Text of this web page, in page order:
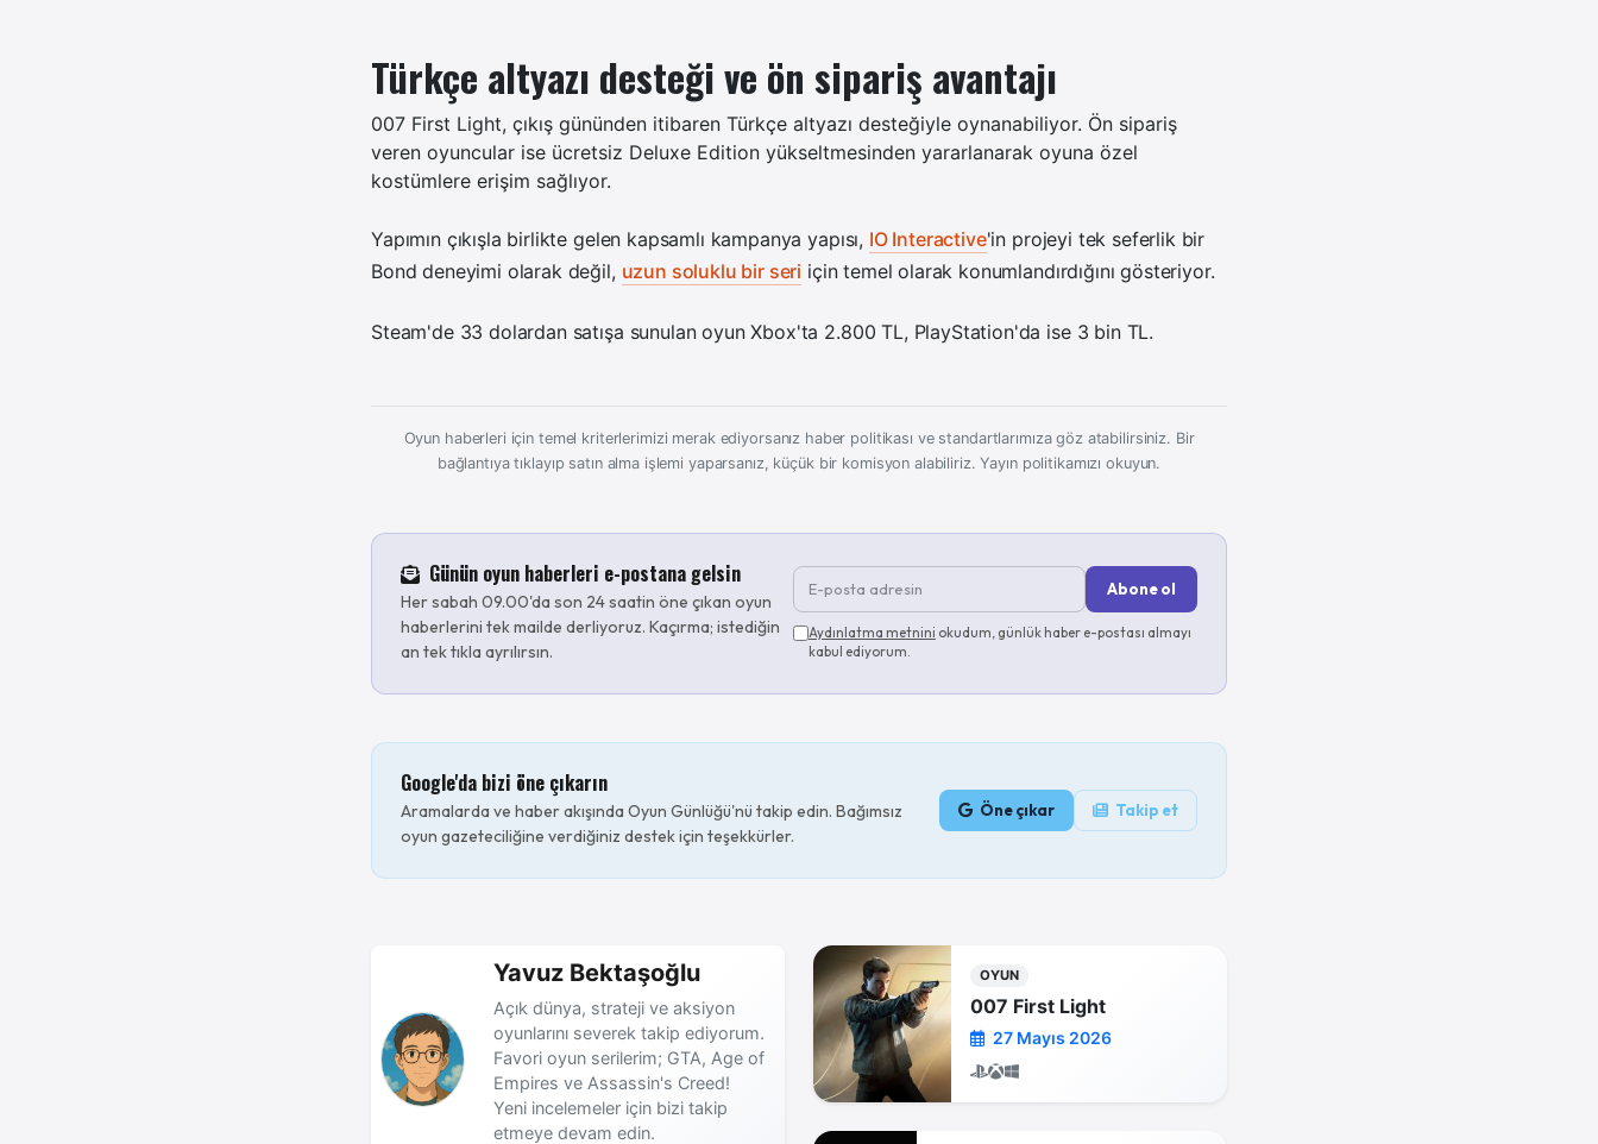
Türkçe altyazı desteği ve ön sipariş avantajı
007 First Light, çıkış gününden itibaren Türkçe altyazı desteğiyle oynanabiliyor. Ön sipariş
veren oyuncular ise ücretsiz Deluxe Edition yükseltmesinden yararlanarak oyuna özel
kostümlere erişim sağlıyor.
Yapımın çıkışla birlikte gelen kapsamlı kampanya yapısı, IO Interactive'in projeyi tek seferlik bir
Bond deneyimi olarak değil, uzun soluklu bir seri için temel olarak konumlandırdığını gösteriyor.
Steam'de 33 dolardan satışa sunulan oyun Xbox'ta 2.800 TL, PlayStation'da ise 3 bin TL.
Oyun haberleri için temel kriterlerimizi merak ediyorsanız haber politikası ve standartlarımıza göz atabilirsiniz. Bir
bağlantıya tıklayıp satın alma işlemi yaparsanız, küçük bir komisyon alabiliriz.Yayın politikamızı okuyun.
Günün oyun haberleri e-postana gelsin
Her sabah 09.00'da son 24 saatin öne çıkan oyun
haberlerini tek mailde derliyoruz. Kaçırma; istediğin
an tek tıkla ayrılırsın.
Abone ol
Aydınlatma metnini okudum, günlük haber e-postası almayı
kabul ediyorum.
Google'da bizi öne çıkarın
Aramalarda ve haber akışında Oyun Günlüğü'nü takip edin. Bağımsız
oyun gazeteciliğine verdiğiniz destek için teşekkürler.
Öne çıkar Takip et
Yavuz Bektaşoğlu
Açık dünya, strateji ve aksiyon
oyunlarını severek takip ediyorum.
Favori oyun serilerim; GTA, Age of
Empires ve Assassin's Creed!
Yeni incelemeler için bizi takip
etmeye devam edin.
OYUN
007 First Light
27 Mayıs 2026